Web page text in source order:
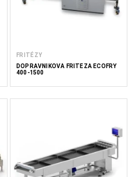
FRITÉZY
DOPRAVNÍKOVÁ FRITÉZA ECOFRY
400-1500